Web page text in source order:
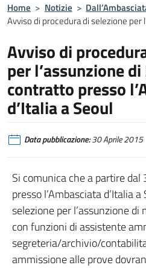
Home > Notizie >
Avviso di procedura di selezione per
Avviso di
per l’assunzione
contratto presso
d’Italia a Seoul
Data pubblicazione:30 Aprile 2015
Si comunica che a partire
presso l’Ambasciata d’Italia
selezione per l’assunzione
con funzioni di assistente
segreteria/archivio/
ammissione alle prove